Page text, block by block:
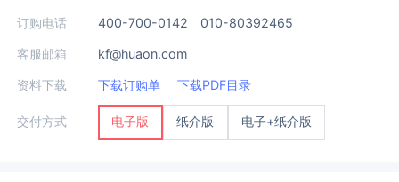
订购电话 400-700-0142 010-80392465
客服邮箱 kf@huaon.com
资料下载 下载订购单 下载PDF目录
交付方式 电子版 纸介版 电子+纸介版